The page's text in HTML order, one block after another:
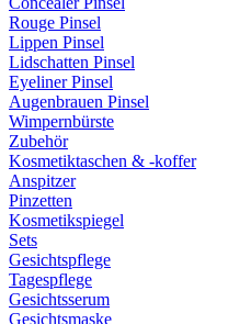
Rouge Pinsel
Lippen Pinsel
Lidschatten Pinsel
Eyeliner Pinsel
Augenbrauen Pinsel
Wimpernbürste
Zubehör
Kosmetiktaschen & -koffer
Anspitzer
Pinzetten
Kosmetikspiegel
Sets
Gesichtspflege
Tagespflege
Gesichtsserum
Gesichtsmaske